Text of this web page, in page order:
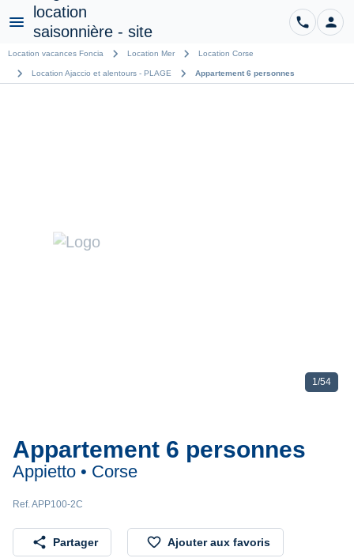
Menu phone person
Location vacances Foncia chevron_right Location Mer chevron_right Location Corse
chevron_right Location Ajaccio et alentours - PLAGE chevron_right Appartement 6 personnes
1/54
Appartement 6 personnes
Appietto • Corse
Ref. APP100-2C
share Partager favorite_border Ajouter aux favoris